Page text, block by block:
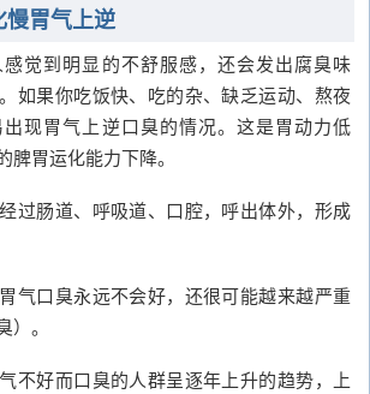
慢胃气上逆
觉到明显的不舒服感，还会发出腐臭味
如果你吃饭快、吃的杂、缺乏运动、熬夜
现胃气上逆口臭的情况。这是胃动力低
胃运化能力下降。
过肠道、呼吸道、口腔，呼出体外，形成
气口臭永远不会好，还很可能越来越严重
）。
不好而口臭的人群呈逐年上升的趋势，上